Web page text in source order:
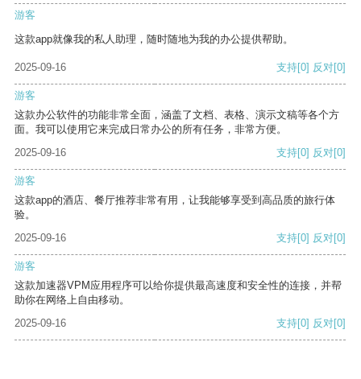
游客
这款app就像我的私人助理，随时随地为我的办公提供帮助。
2025-09-16 支持[0] 反对[0]
游客
这款办公软件的功能非常全面，涵盖了文档、表格、演示文稿等各个方
面。我可以使用它来完成日常办公的所有任务，非常方便。
2025-09-16
支持[0] 反对[0]
游客
这款app的酒店、餐厅推荐非常有用，让我能够享受到高品质的旅行体
验。
2025-09-16
支持[0] 反对[0]
游客
这款加速器VPM应用程序可以给你提供最高速度和安全性的连接，并帮
助你在网络上自由移动。
2025-09-16
支持[0] 反对[0]